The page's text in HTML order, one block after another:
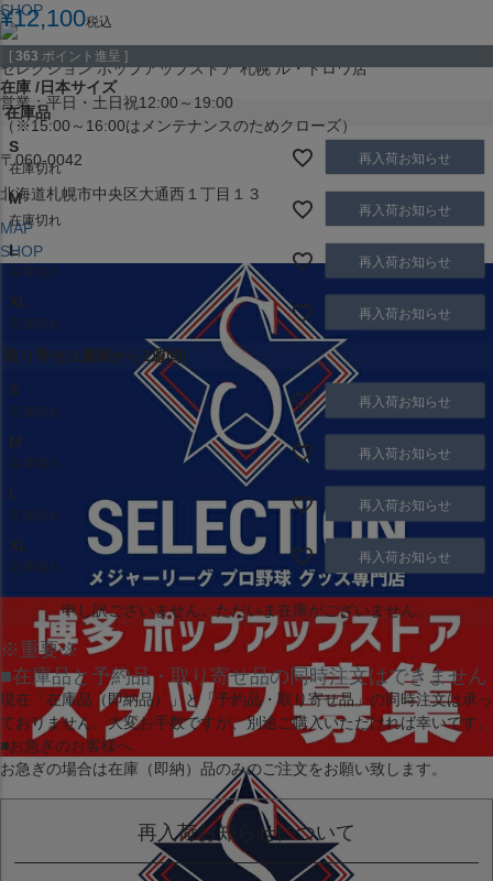
SHOP
セレクション ポップアップストア 札幌 ル・トロワ店
営業：平日・土日祝12:00～19:00
（※15:00～16:00はメンテナンスのためクローズ）
〒060-0042
北海道札幌市中央区大通西１丁目１３
MAP
SHOP
¥12,100税込
[ 363 ポイント進呈 ]
在庫
日本サイズ
在庫品
S
在庫切れ
再入荷お知らせ
M
在庫切れ
再入荷お知らせ
L
在庫切れ
再入荷お知らせ
XL
在庫切れ
再入荷お知らせ
取り寄せ(1週間から2週間)
S
在庫切れ
再入荷お知らせ
M
在庫切れ
再入荷お知らせ
L
在庫切れ
再入荷お知らせ
XL
在庫切れ
再入荷お知らせ
申し訳ございません。ただいま在庫がございません。
※重要※
■在庫品と予約品・取り寄せ品の同時注文はできません
現在 「在庫品（即納品）」と「予約品・取り寄せ品」 の同時注文は承っ
ておりません。大変お手数ですが、別途ご購入いただければ幸いです。
■お急ぎのお客様へ
お急ぎの場合は在庫（即納）品のみのご注文をお願い致します。
再入荷お知らせについて